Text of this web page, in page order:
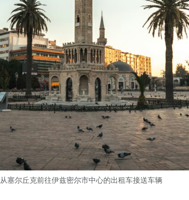
从塞尔丘克前往伊兹密尔市中心的出租车接送车辆